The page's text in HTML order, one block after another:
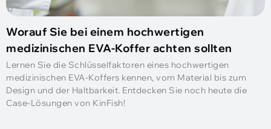
Worauf Sie bei einem hochwertigen
medizinischen EVA-Koffer achten sollten
Lernen Sie die Schlüsselfaktoren eines hochwertigen
medizinischen EVA-Koffers kennen, vom Material bis zum
Design und der Haltbarkeit. Entdecken Sie noch heute die
Case-Lösungen von KinFish!